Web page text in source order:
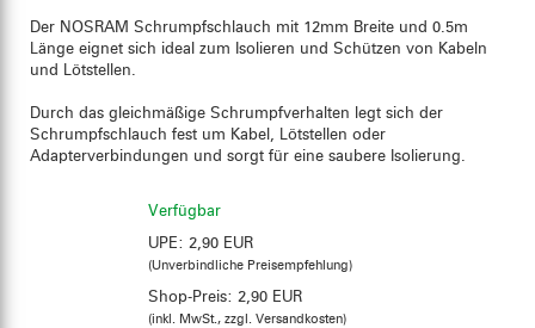
Der NOSRAM Schrumpfschlauch mit 12mm Breite und 0.5m
Länge eignet sich ideal zum Isolieren und Schützen von Kabeln
und Lötstellen.
Durch das gleichmäßige Schrumpfverhalten legt sich der
Schrumpfschlauch fest um Kabel, Lötstellen oder
Adapterverbindungen und sorgt für eine saubere Isolierung.
Verfügbar
UPE: 2,90 EUR
(Unverbindliche Preisempfehlung)
Shop-Preis: 2,90 EUR
(inkl. MwSt., zzgl. Versandkosten)